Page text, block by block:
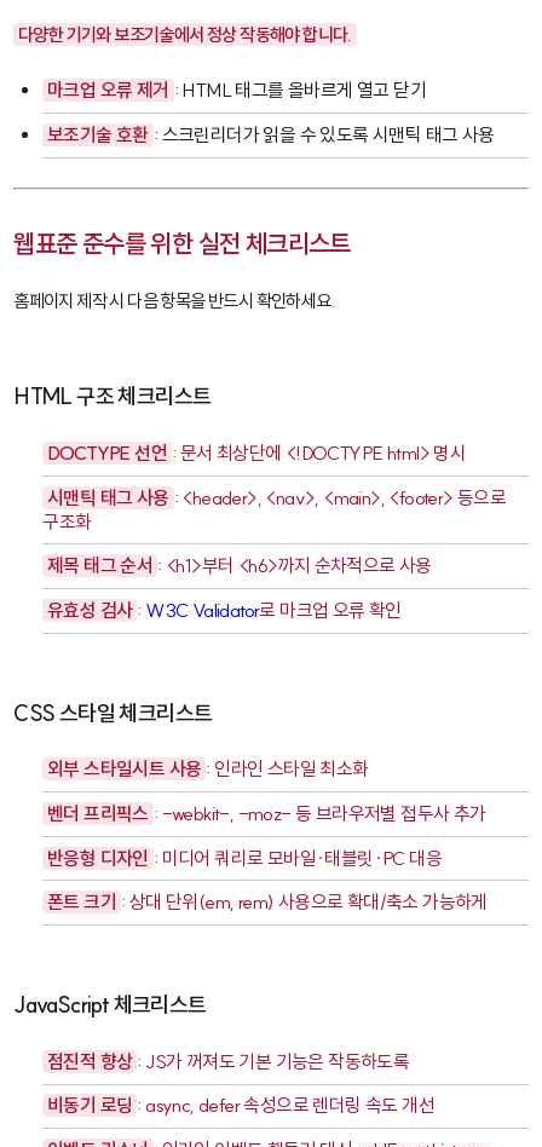
다양한 기기와 보조기술에서 정상 작동해야 합니다.
마크업 오류 제거 : HTML 태그를 올바르게 열고 닫기
보조기술 호환 : 스크린리더가 읽을 수 있도록 시맨틱 태그 사용
웹표준 준수를 위한 실전 체크리스트
홈페이지 제작 시 다음 항목을 반드시 확인하세요.
HTML 구조 체크리스트
DOCTYPE 선언 : 문서 최상단에 <!DOCTYPE html> 명시
시맨틱 태그 사용 : <header> <nav> <main> <footer> 등으로
구조화
제목 태그 순서 : <h1>부터 <h6>까지 순차적으로 사용
유효성 검사 : W3C Validator로 마크업 오류 확인
CSS 스타일 체크리스트
외부 스타일시트 사용 : 인라인 스타일 최소화
벤더 프리픽스 : -webkit-, -moz- 등 브라우저별 접두사 추가
반응형 디자인 : 미디어 쿼리로 모바일·태블릿·PC 대응
폰트 크기 : 상대 단위(em, rem) 사용으로 확대/축소 가능하게
JavaScript 체크리스트
점진적 향상 : JS가 꺼져도 기본 기능은 작동하도록
비동기 로딩 :async,defer속성으로 렌더링 속도 개선